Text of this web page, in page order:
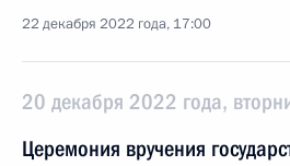
22 декабря 2022 года, 17:00
20 декабря 2022 года,
Церемония вручения